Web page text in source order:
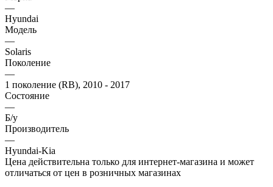
—
Hyundai
Модель
—
Solaris
Поколение
—
1 поколение (RB), 2010 - 2017
Состояние
—
Б/у
Производитель
—
Hyundai-Kia
Цена действительна только для интернет-магазина и может
отличаться от цен в розничных магазинах